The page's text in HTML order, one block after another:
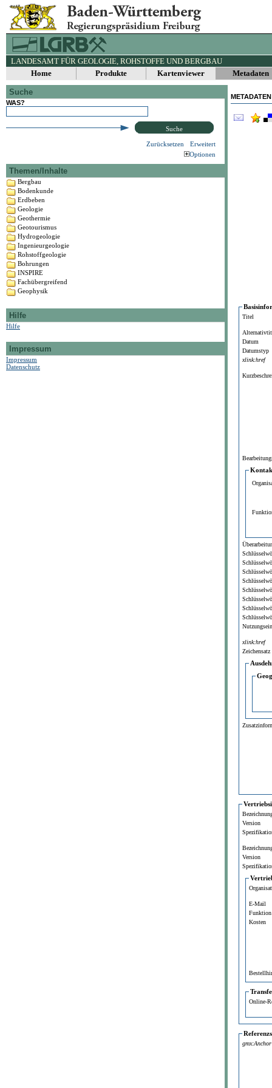
LANDESAMT FÜR GEOLOGIE, ROHSTOFFE UND BERGBAU
Home
Produkte Kartenviewer Metadaten
Suche
WAS?
Suche
Zurücksetzen
Erweitert
Optionen
Themen/Inhalte
Bergbau
Bodenkunde
Erdbeben
Geologie
Geothermie
Geotourismus
Hydrogeologie
Ingenieurgeologie
Rohstoffgeologie
Bohrungen
INSPIRE
Fachübergreifend
Geophysik
Hilfe
Hilfe
Impressum
Impressum
Datenschutz
Titel
Datum
Datumstyp
xlink:href
xlink:href
Zeichensatz
Version
Version
E-Mail
Funktion
Kosten
Online-
gmx:Anchor